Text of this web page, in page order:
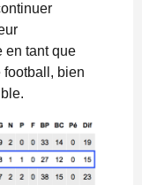
en tant que
football, bien